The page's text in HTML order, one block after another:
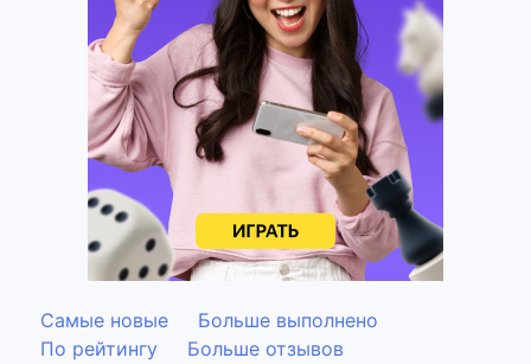
Самые новые
Больше выполнено
По рейтингу
Больше отзывов